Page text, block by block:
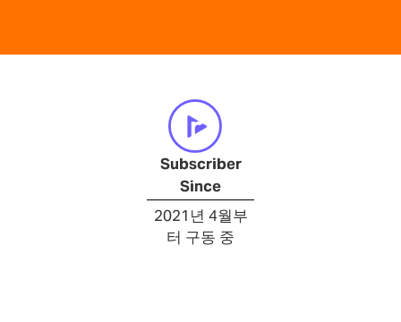
Subscriber
Since
2021년 4월부
터 구동 중